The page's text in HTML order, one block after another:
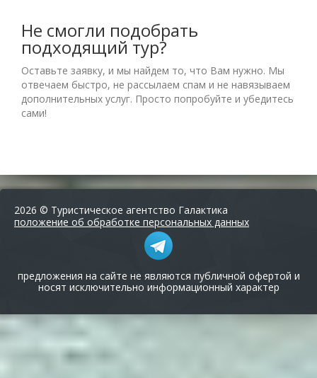
Не смогли подобрать
подходящий тур?
Оставьте заявку, и мы найдем то, что Вам нужно. Мы
отвечаем быстро, не рассылаем спам и не навязываем
дополнительных услуг. Просто попробуйте и убедитесь
сами!
2026 © Туристическое агентство Галактика
положение об обработке персональных данных
предложения на сайте не являются публичной офертой и
носят исключительно информационный характер